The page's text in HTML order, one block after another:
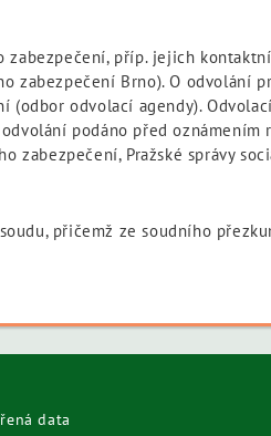
příp. jejich
zabezpečení Brno). O odvolání
(odbor odvolací agendy).
podáno před
zabezpečení, Pražské správy
přičemž ze soudního
data